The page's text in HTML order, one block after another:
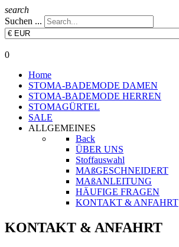
search
Suchen ...
0
Home
STOMA-BADEMODE DAMEN
STOMA-BADEMODE HERREN
STOMAGÜRTEL
SALE
ALLGEMEINES
Back
ÜBER UNS
Stoffauswahl
MAßGESCHNEIDERT
MAßANLEITUNG
HÄUFIGE FRAGEN
KONTAKT & ANFAHRT
KONTAKT & ANFAHRT